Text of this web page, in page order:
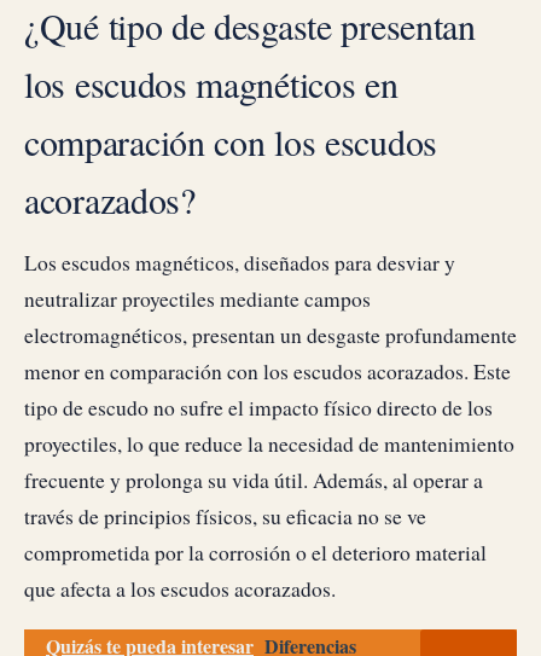
¿Qué tipo de desgaste presentan
los escudos magnéticos en
comparación con los escudos
acorazados?
Los escudos magnéticos, diseñados para desviar y
neutralizar proyectiles mediante campos
electromagnéticos, presentan un desgaste profundamente
menor en comparación con los escudos acorazados. Este
tipo de escudo no sufre el impacto físico directo de los
proyectiles, lo que reduce la necesidad de mantenimiento
frecuente y prolonga su vida útil. Además, al operar a
través de principios físicos, su eficacia no se ve
comprometida por la corrosión o el deterioro material
que afecta a los escudos acorazados.
Quizás te pueda interesar Diferencias